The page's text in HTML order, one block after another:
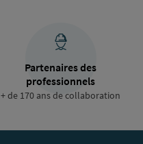
Partenaires des
professionnels
+ de 170 ans de collaboration